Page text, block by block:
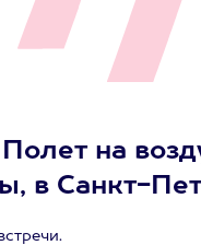
на
в Санкт-